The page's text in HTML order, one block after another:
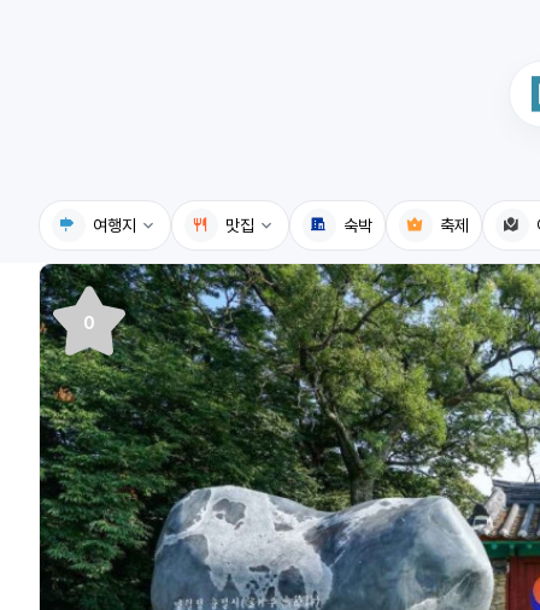
여행지
국내여행지
휴게소
전기충전소
식물도감
맛집
국내맛집
고수의레시피
음식용어사전
숙박 축제
0